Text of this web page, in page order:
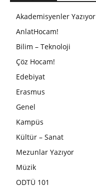
Akademisyenler Yazıyor
AnlatHocam!
Bilim – Teknoloji
Çöz Hocam!
Edebiyat
Erasmus
Genel
Kampüs
Kültür – Sanat
Mezunlar Yazıyor
Müzik
ODTÜ 101